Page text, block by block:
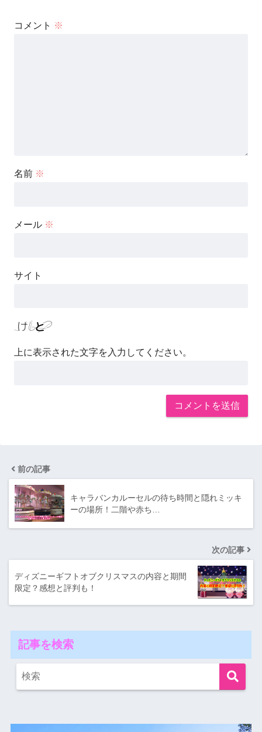
コメント ※
名前 ※
メール ※
サイト
上に表示された文字を入力してください。
前の記事
キャラバンカルーセルの待ち時間と隠れミッキ
ーの場所！二階や赤ち…
次の記事
ディズニーギフトオブクリスマスの内容と期間
限定？感想と評判も！
記事を検索